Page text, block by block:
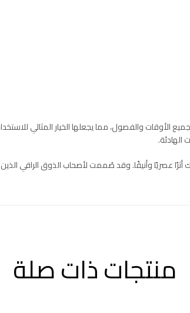
والفصول، مما يجعلها الخيار المثالي
الهادئة.
أثرًا عصريًا وأنيقًا. وقد صُممت لأصحاب الذوق الراقي
منتجات ذات صلة